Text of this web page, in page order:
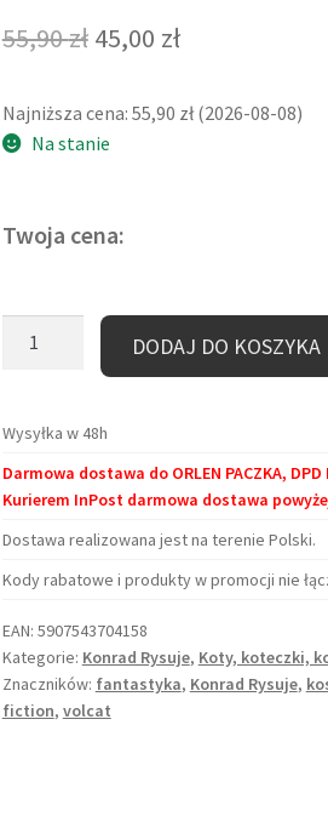
55,90zł Pierwotna
wynosiła:
45,00 złAktualna
wynosi:
Najniższa cena: 55,90 zł(2026-08-08)
Na stanie
Twoja cena:
ml)
-
Sleep
long
and
DODAJ DO KOSZYKA
Wysyłka w 48h
Darmowa dostawa do ORLEN PACZKA,
Kurierem InPost darmowa dostawa
Dostawa realizowana jest na terenie Polski.
Kody rabatowe i produkty w promocji nie
EAN: 5907543704158
Kategorie: Konrad Rysuje, Koty, koteczki,
Znaczników: fantastyka, Konrad Rysuje,
fiction, volcat